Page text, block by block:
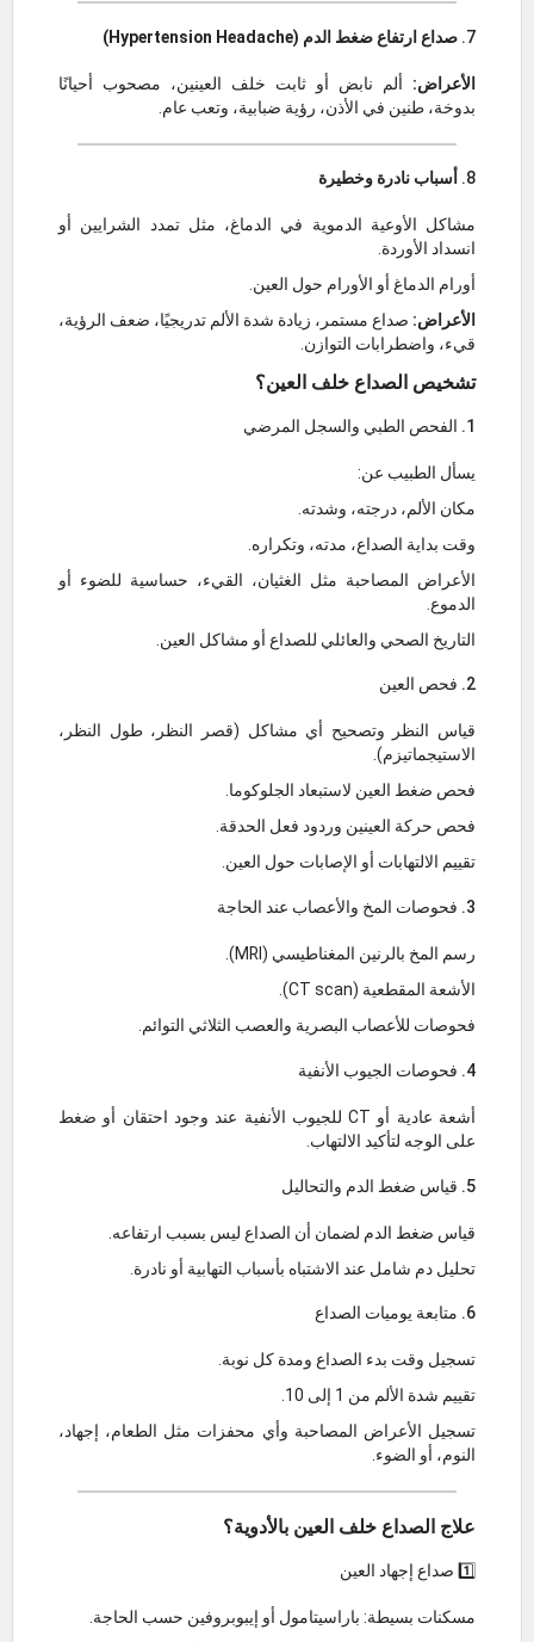
7. صداع ارتفاع ضغط الدم (Hypertension Headache)
الأعراض: ألم نابض أو ثابت خلف العينين، مصحوب أحيانًا
بدوخة، طنين في الأذن، رؤية ضبابية، وتعب عام.
8. أسباب نادرة وخطيرة
مشاكل الأوعية الدموية في الدماغ، مثل تمدد الشرايين أو
انسداد الأوردة.
أورام الدماغ أو الأورام حول العين.
الأعراض: صداع مستمر، زيادة شدة الألم تدريجيًا، ضعف الرؤية،
قيء، واضطرابات التوازن.
تشخيص الصداع خلف العين؟
1. الفحص الطبي والسجل المرضي
يسأل الطبيب عن:
مكان الألم، درجته، وشدته.
وقت بداية الصداع، مدته، وتكراره.
الأعراض المصاحبة مثل الغثيان، القيء، حساسية للضوء أو
الدموع.
التاريخ الصحي والعائلي للصداع أو مشاكل العين.
2. فحص العين
قياس النظر وتصحيح أي مشاكل (قصر النظر، طول النظر،
الاستيجماتيزم).
فحص ضغط العين لاستبعاد الجلوكوما.
فحص حركة العينين وردود فعل الحدقة.
تقييم الالتهابات أو الإصابات حول العين.
3. فحوصات المخ والأعصاب عند الحاجة
رسم المخ بالرنين المغناطيسي (MRI).
الأشعة المقطعية (CT scan).
فحوصات للأعصاب البصرية والعصب الثلاثي التوائم.
4. فحوصات الجيوب الأنفية
أشعة عادية أو CT للجيوب الأنفية عند وجود احتقان أو ضغط
على الوجه لتأكيد الالتهاب.
5. قياس ضغط الدم والتحاليل
قياس ضغط الدم لضمان أن الصداع ليس بسبب ارتفاعه.
تحليل دم شامل عند الاشتباه بأسباب التهابية أو نادرة.
6. متابعة يوميات الصداع
تسجيل وقت بدء الصداع ومدة كل نوبة.
تقييم شدة الألم من 1 إلى 10.
تسجيل الأعراض المصاحبة وأي محفزات مثل الطعام، إجهاد،
النوم، أو الضوء.
علاج الصداع خلف العين بالأدوية؟
1️⃣ صداع إجهاد العين
مسكنات بسيطة: باراسيتامول أو إيبوبروفين حسب الحاجة.